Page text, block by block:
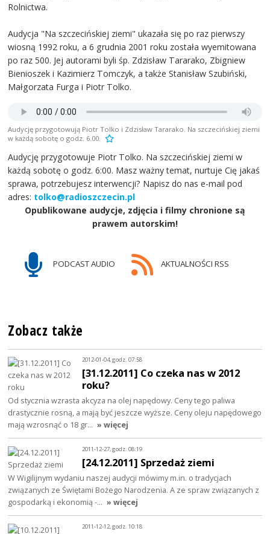
Rolnictwa.
Audycja "Na szczecińskiej ziemi" ukazała się po raz pierwszy
wiosną 1992 roku, a 6 grudnia 2001 roku została wyemitowana
po raz 500. Jej autorami byli śp. Zdzisław Tararako, Zbigniew
Bienioszek i Kazimierz Tomczyk, a także Stanisław Szubiński,
Małgorzata Furga i Piotr Tolko.
Audycję przygotowują Piotr Tolko i Zdzisław Tararako. Na szczecińskiej ziemi
w każdą sobotę o godz. 6.00.
Audycję przygotowuje Piotr Tolko. Na szczecińskiej ziemi w
każdą sobotę o godz. 6:00. Masz ważny temat, nurtuje Cię jakaś
sprawa, potrzebujesz interwencji? Napisz do nas e-mail pod
adres: tolko@radioszczecin.pl
Opublikowane audycje, zdjęcia i filmy chronione są
prawem autorskim!
PODCAST AUDIO AKTUALNOŚCI RSS
Zobacz także
2012-01-04, godz. 07:58
[31.12.2011] Co czeka nas w 2012
roku?
Od stycznia wzrasta akcyza na olej napędowy. Ceny tego paliwa
drastycznie rosną, a mają być jeszcze wyższe. Ceny oleju napędowego
mają wzrosnąć o 18 gr… » więcej
2011-12-27, godz. 08:19
[24.12.2011] Sprzedaż ziemi
W Wigilijnym wydaniu naszej audycji mówimy m.in. o tradycjach
związanych ze Świętami Bożego Narodzenia. A ze spraw związanych z
gospodarką i ekonomią -… » więcej
2011-12-12, godz. 10:18